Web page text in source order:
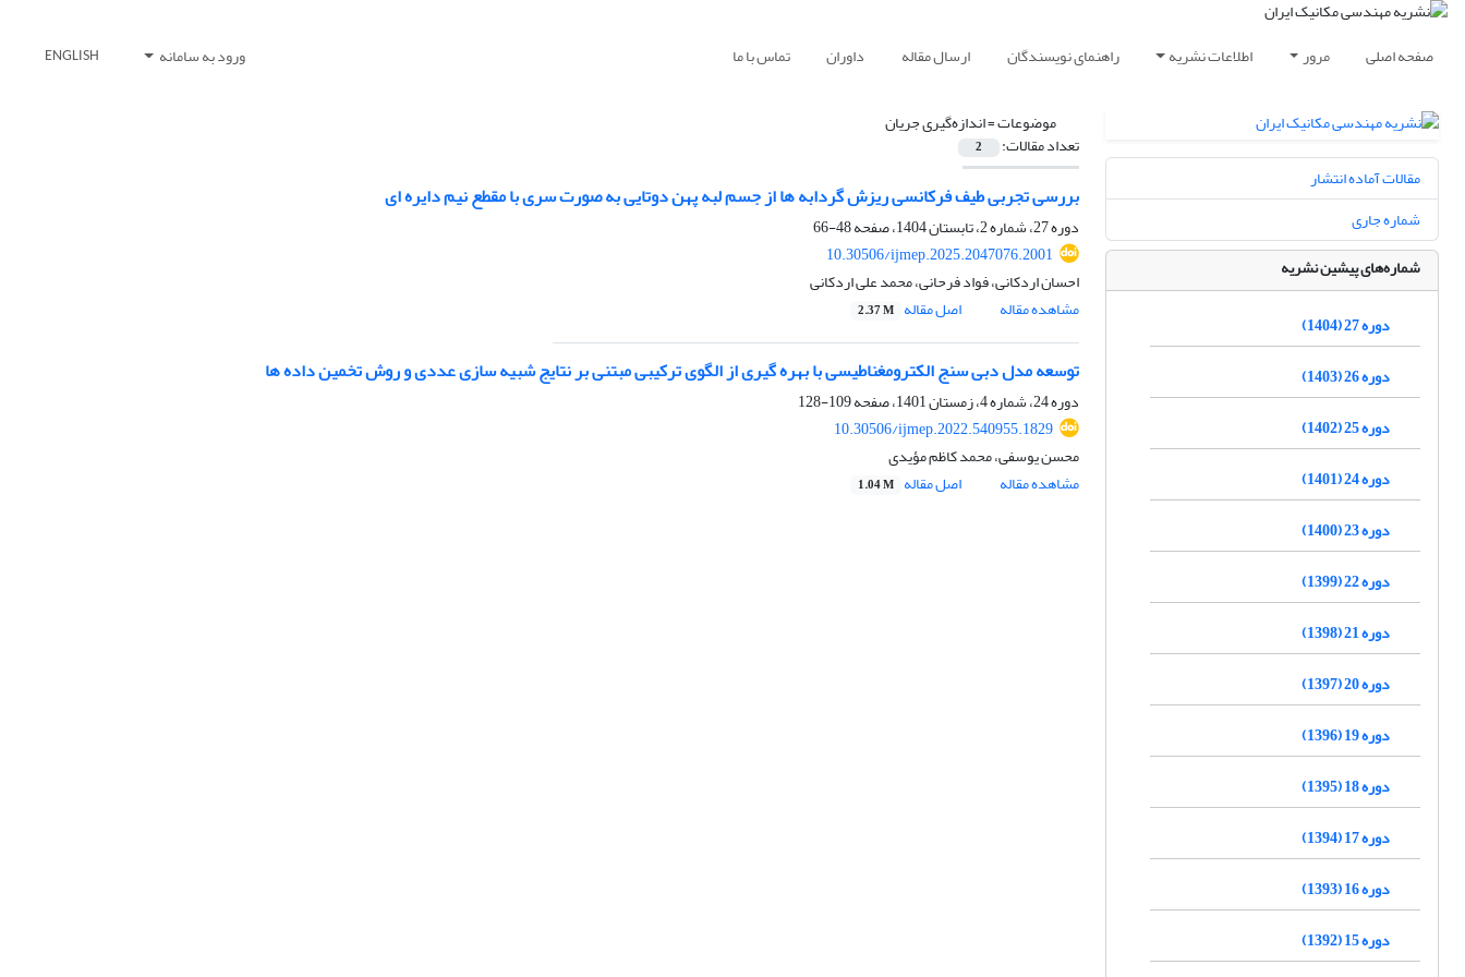
صفحه اصلی مرور اطلاعات نشریه راهنمای نویسندگان ارسال مقاله داوران تماس با ما ورود به سامانه ENGLISH
موضوعات =اندازه‌گیری جریان
تعداد مقالات: 2
بررسی تجربی طیف فرکانسی ریزش گردابه ‌ها از جسم لبه پهن دوتایی به ‌صورت سری با مقطع نیم دایره ‌ای
دوره 27، شماره 2، تابستان 1404، صفحه
48-66
10.30506/ijmep.2025.2047076.2001
احسان اردکانی، فواد فرحانی، محمد علی اردکانی
مشاهده مقاله
اصل مقاله 2.37 M
توسعه مدل‌ دبی سنج الکترومغناطیسی با بهر‌ه ‌گیری از الگوی ترکیبی مبتنی بر نتایج شبیه ‌سازی عددی و روش‌ تخمین داده ‌ها
دوره 24، شماره 4، زمستان 1401، صفحه
109-128
10.30506/ijmep.2022.540955.1829
محسن یوسفی، محمد کاظم مؤیدی
مشاهده مقاله
اصل مقاله 1.04 M
مقالات آماده انتشار
شماره جاری
شماره‌های پیشین نشریه
دوره 27 (1404)
دوره 26 (1403)
دوره 25 (1402)
دوره 24 (1401)
دوره 23 (1400)
دوره 22 (1399)
دوره 21 (1398)
دوره 20 (1397)
دوره 19 (1396)
دوره 18 (1395)
دوره 17 (1394)
دوره 16 (1393)
دوره 15 (1392)